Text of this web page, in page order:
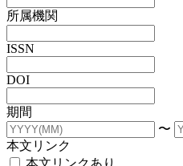
所属機関
ISSN
DOI
期間
〜
本文リンク
本文リンクあり